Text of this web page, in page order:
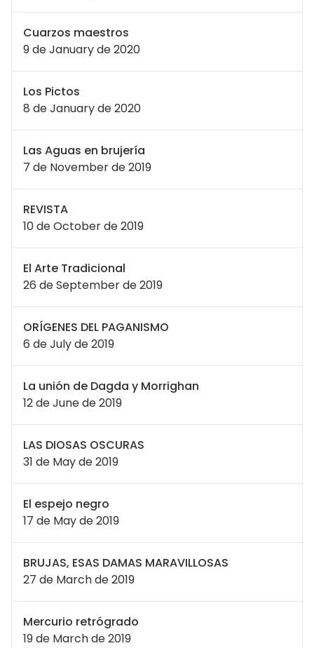
Cuarzos maestros
9 de January de 2020
Los Pictos
8 de January de 2020
Las Aguas en brujería
7 de November de 2019
REVISTA
10 de October de 2019
El Arte Tradicional
26 de September de 2019
ORÍGENES DEL PAGANISMO
6 de July de 2019
La unión de Dagda y Morrighan
12 de June de 2019
LAS DIOSAS OSCURAS
31 de May de 2019
El espejo negro
17 de May de 2019
BRUJAS, ESAS DAMAS MARAVILLOSAS
27 de March de 2019
Mercurio retrógrado
19 de March de 2019